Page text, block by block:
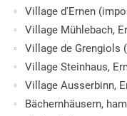
Village d'Ernen
Village Mühlebach,
Village de Grengiols
Village Steinhaus,
Village Ausserbinn,
Bächernhäusern,